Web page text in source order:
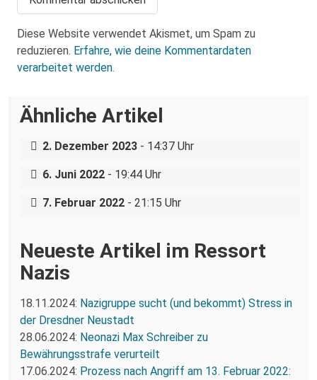
Diese Website verwendet Akismet, um Spam zu
reduzieren. Erfahre, wie deine Kommentardaten
verarbeitet werden.
Ähnliche Artikel
Von der PEGIDA-Demo in den Senat der
2. Dezember 2023 - 14:37 Uhr
Keine Stimme den Faschisten – Interview
über den Dresdner OB-Kandidaten
6. Juni 2022 - 19:44 Uhr
„Es ist ein Dauerthema und eine
dauerhafte Belastung“ – Interview mit
linken Aktivist:innen zu den Anti-Corona-
7. Februar 2022 - 21:15 Uhr
Neueste Artikel im Ressort
Nazis
18.11.2024: Nazigruppe sucht (und bekommt) Stress in
der Dresdner Neustadt
28.06.2024: Neonazi Max Schreiber zu
Bewährungsstrafe verurteilt
17.06.2024: Prozess nach Angriff am 13. Februar 2022: